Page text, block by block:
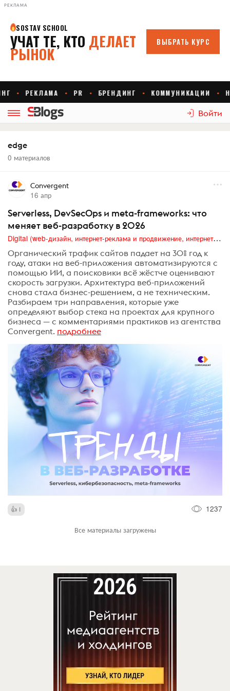
РЕКЛАМА
Войти
edge
0 материалов
Convergent
16 апр
Serverless, DevSecOps и meta-frameworks: что
меняет веб-разработку в 2026
Digital (web-дизайн, интернет-реклама и продвижение, интернет-сообщества и блоги, интернет-коммуникации, мобильный маркетинг, реклама на цифровых экранах)
Органический трафик сайтов падает на 30% год к
году, атаки на веб-приложения автоматизируются с
помощью ИИ, а поисковики всё жёстче оценивают
скорость загрузки. Архитектура веб-приложений
снова стала бизнес-решением, а не техническим.
Разбираем три направления, которые уже
определяют выбор стека на проектах для крупного
бизнеса — с комментариями практиков из агентства
Convergent. подробнее
1 1237
Все материалы загружены